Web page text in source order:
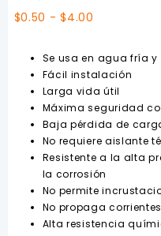
$0.50 - $4.00
precios:
desde
$0.50
hasta
$4.00
Se usa en agua fría
Fácil instalación
Larga vida útil
Máxima seguridad
Baja pérdida de
No requiere aislante
Resistente a la alta
la corrosión
No permite
No propaga
Alta resistencia